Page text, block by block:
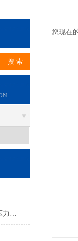
YS-100A工业数字压力表（压力变送器）
您现在